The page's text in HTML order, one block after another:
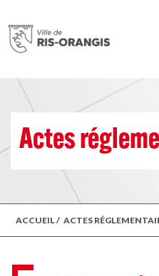
Actes
ACCUEIL/ ACTES